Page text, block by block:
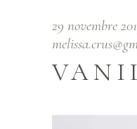
29 novembre